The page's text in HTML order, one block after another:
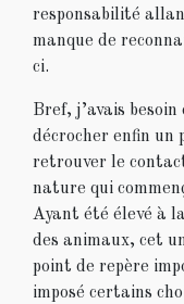
responsabilité
manque de
ci.
Bref, j’avais besoin
décrocher enfin un
retrouver le
nature qui
Ayant été élevé à
des animaux, cet
point de repère
imposé certains